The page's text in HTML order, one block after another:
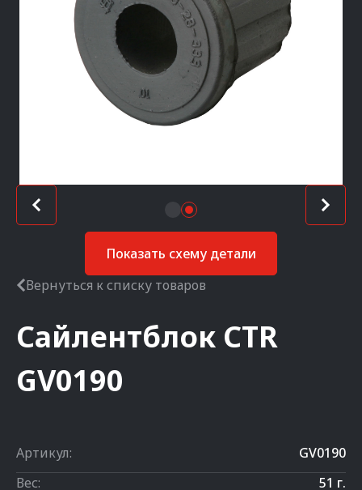
Показать схему детали
Вернуться к списку товаров
Сайлентблок CTR
GV0190
Артикул:
GV0190
Вес:
51 г.